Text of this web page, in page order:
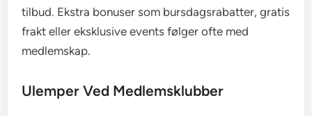
tilbud. Ekstra bonuser som bursdagsrabatter, gratis
frakt eller eksklusive events følger ofte med
medlemskap.
Ulemper Ved Medlemsklubber